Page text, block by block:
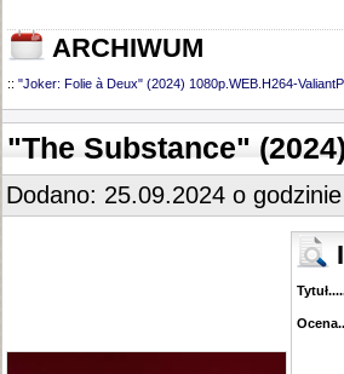
ARCHIWUM
:: "Joker: Folie à Deux" (2024) 1080p.WEB.H264-
"The Substance"
Dodano: 25.09.2024 o